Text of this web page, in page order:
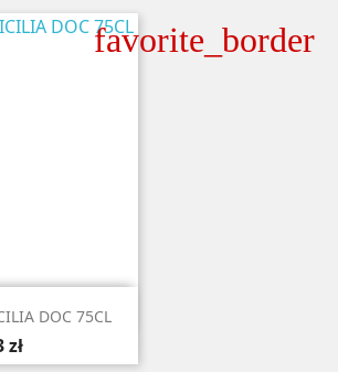
favorite_border
rapide
DOC 75CL
zł